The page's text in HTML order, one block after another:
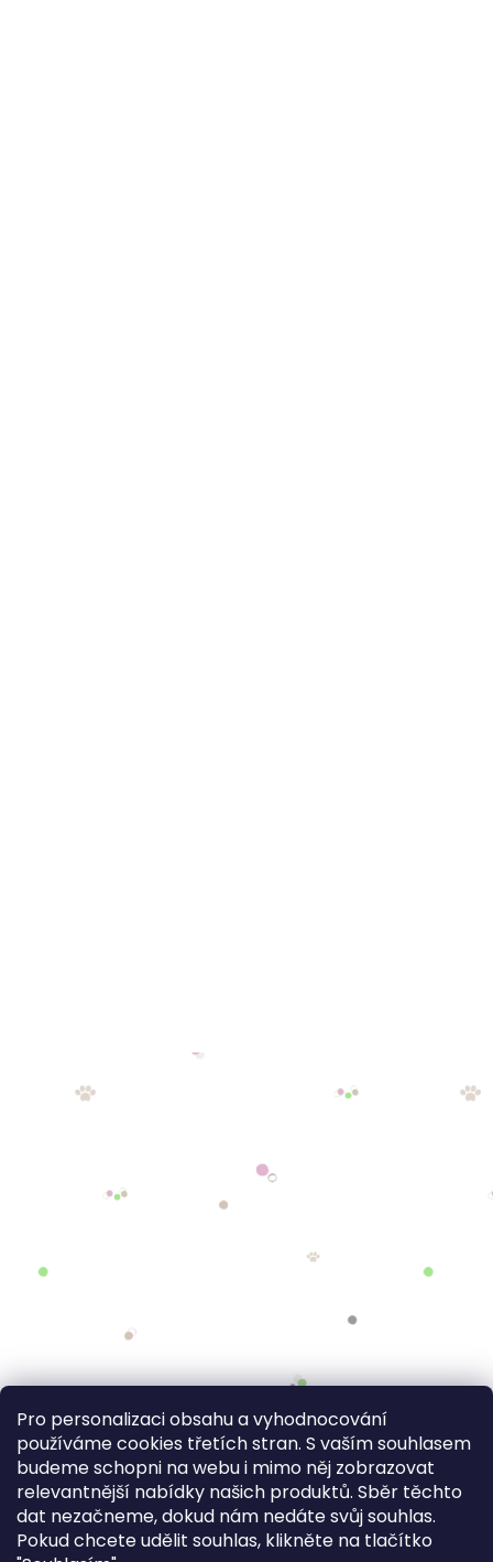
Pro personalizaci obsahu a vyhodnocování
používáme cookies třetích stran. S vaším souhlasem
budeme schopni na webu i mimo něj zobrazovat
relevantnější nabídky našich produktů. Sběr těchto
dat nezačneme, dokud nám nedáte svůj souhlas.
Pokud chcete udělit souhlas, klikněte na tlačítko